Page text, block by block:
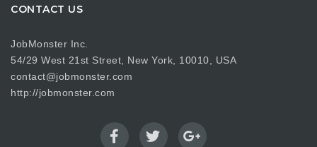
CONTACT US
JobMonster Inc.
54/29 West 21st Street, New York, 10010, USA
contact@jobmonster.com
http://jobmonster.com